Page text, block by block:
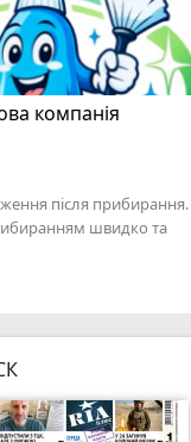
компанія
після прибирання.
швидко та